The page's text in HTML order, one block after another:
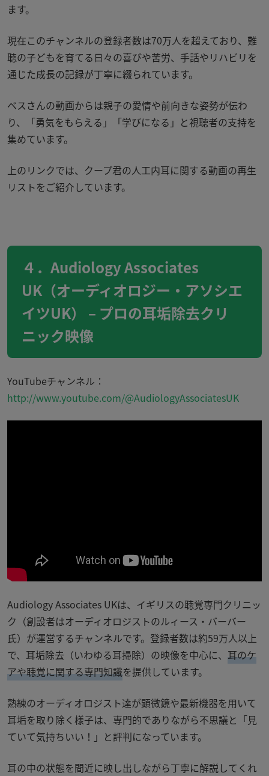
ます。
現在このチャンネルの登録者数は70万人を超えており、難
聴の子どもを育てる日々の喜びや苦労、手話やリハビリを
通じた成長の記録が丁寧に綴られています。
ベスさんの動画からは親子の愛情や前向きな姿勢が伝わ
り、「勇気をもらえる」「学びになる」と視聴者の支持を
集めています。
上のリンクでは、クープ君の人工内耳に関する動画の再生
リストをご紹介しています。
４．Audiology Associates
UK（オーディオロジー・アソシエ
イツUK） – プロの耳垢除去クリ
ニック映像
YouTubeチャンネル：
http://www.youtube.com/@AudiologyAssociatesUK
Audiology Associates UKは、イギリスの聴覚専門クリニッ
ク（創設者はオーディオロジストのルィース・バーバー
氏）が運営するチャンネルです。登録者数は約59万人以上
で、耳垢除去（いわゆる耳掃除）の映像を中心に、 耳のケ
アや聴覚に関する専門知識を提供しています。
熟練のオーディオロジスト達が顕微鏡や最新機器を用いて
耳垢を取り除く様子は、専門的でありながら不思議と「見
ていて気持ちいい！」と評判になっています。
耳の中の状態を間近に映し出しながら丁寧に解説してくれ